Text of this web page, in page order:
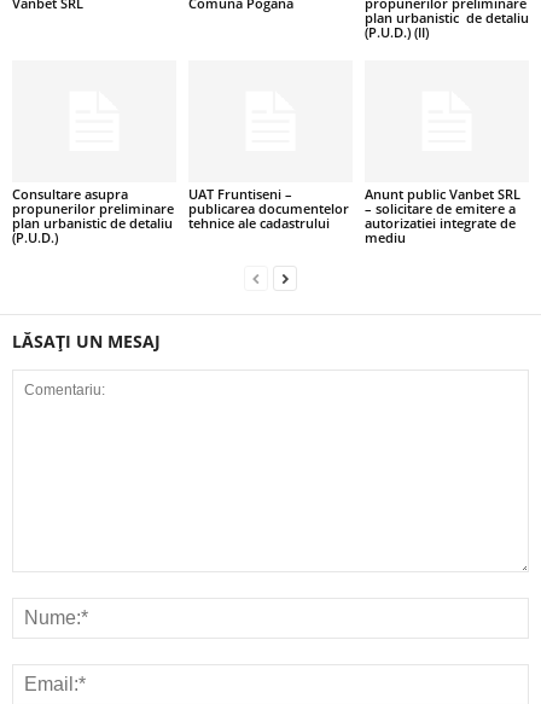
plan urbanistic de detaliu
(P.U.D.) (II)
Consultare asupra
propunerilor preliminare
plan urbanistic de detaliu
(P.U.D.)
UAT Fruntiseni –
publicarea documentelor
tehnice ale cadastrului
Anunt public Vanbet SRL
– solicitare de emitere a
autorizatiei integrate de
mediu
LĂSAȚI UN MESAJ